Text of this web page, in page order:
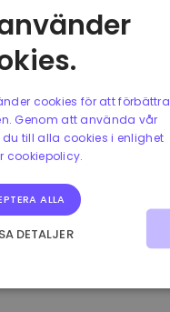
0.00%
-3.00% 3.2B €
cookies för att förbättra
Genom att använda vår
till alla cookies i enlighet
cookiepolicy.
ALLA
DETALJER